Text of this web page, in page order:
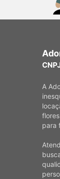
A
para